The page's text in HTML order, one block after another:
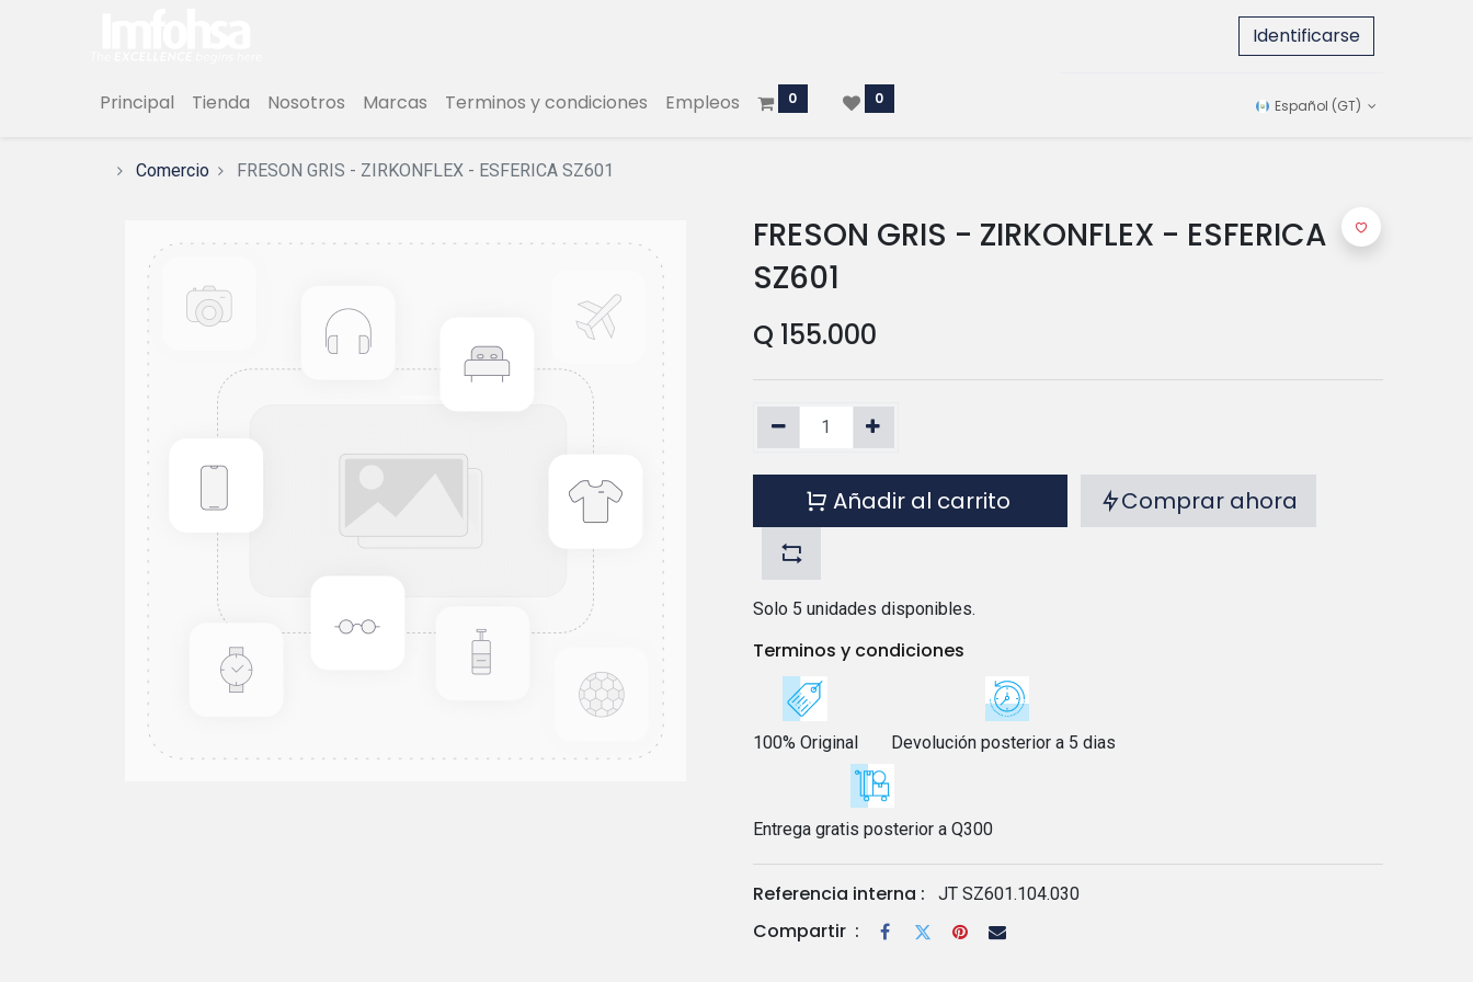
Identificarse
Principal Tienda Nosotros Marcas Terminos y condiciones Empleos 0 0 Español (GT)
Comercio FRESON GRIS - ZIRKONFLEX - ESFERICA SZ601
FRESON GRIS - ZIRKONFLEX - ESFERICA
SZ601
Q 155.000
Añadir al carrito Comprar ahora
Solo 5 unidades disponibles.
Terminos y condiciones
100% Original Devolución posterior a 5 dias
Entrega gratis posterior a Q300
Referencia interna : JT SZ601.104.030
Compartir :